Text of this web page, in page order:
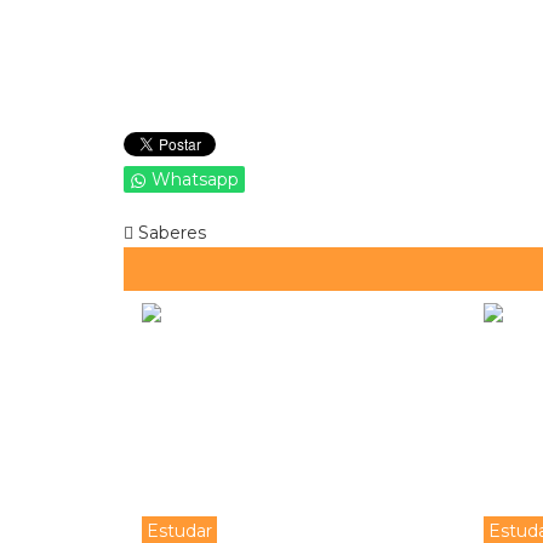
Whatsapp
Saberes
Estudar